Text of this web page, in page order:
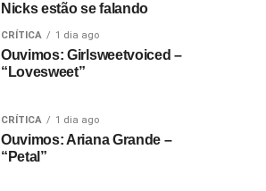
Nicks estão se falando
CRÍTICA 1 dia ago
Ouvimos: Girlsweetvoiced –
“Lovesweet”
CRÍTICA 1 dia ago
Ouvimos: Ariana Grande –
“Petal”